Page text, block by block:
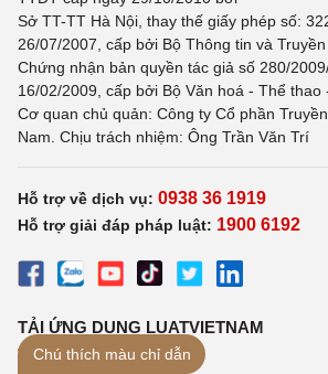
Sở TT-TT Hà Nội, thay thế giấy phép số:
26/07/2007, cấp bởi Bộ Thông tin và
Chứng nhận bản quyền tác giả số 280/
16/02/2009, cấp bởi Bộ Văn hoá - Thể thao
Cơ quan chủ quản: Công ty Cổ phần
Nam. Chịu trách nhiệm: Ông Trần Văn Trí
Hỗ trợ về dịch vụ: 0938 36 1919
Hỗ trợ giải đáp pháp luật: 1900 6192
TẢI ỨNG DỤNG LUATVIETNAM
Chú thích màu chỉ dẫn